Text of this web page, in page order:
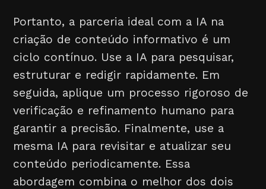
Portanto, a parceria ideal com a IA na
criação de conteúdo informativo é um
ciclo contínuo. Use a IA para pesquisar,
estruturar e redigir rapidamente. Em
seguida, aplique um processo rigoroso de
verificação e refinamento humano para
garantir a precisão. Finalmente, use a
mesma IA para revisitar e atualizar seu
conteúdo periodicamente. Essa
abordagem combina o melhor dos dois